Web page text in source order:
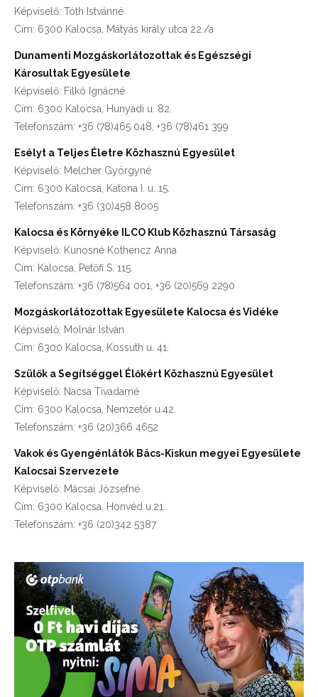
Képviselő: Tóth Istvánné
Cím: 6300 Kalocsa, Mátyás király utca 22./a
Dunamenti Mozgáskorlátozottak és Egészségi
Károsultak Egyesülete
Képviselő: Filkó Ignácné
Cím: 6300 Kalocsa, Hunyadi u. 82.
Telefonszám: +36 (78)465 048, +36 (78)461 399
Esélyt a Teljes Életre Közhasznú Egyesület
Képviselő: Melcher Györgyné
Cím: 6300 Kalocsa, Katona I. u. 15.
Telefonszám: +36 (30)458 8005
Kalocsa és Környéke ILCO Klub Közhasznú Társaság
Képviselő: Kunosné Kothencz Anna
Cím: Kalocsa, Petőfi S. 115.
Telefonszám: +36 (78)564 001, +36 (20)569 2290
Mozgáskorlátozottak Egyesülete Kalocsa és Vidéke
Képviselő: Molnár István
Cím: 6300 Kalocsa, Kossuth u. 41.
Szülők a Segítséggel Élőkért Közhasznú Egyesület
Képviselő: Nacsa Tivadarné
Cím: 6300 Kalocsa, Nemzetőr u.42.
Telefonszám: +36 (20)366 4652
Vakok és Gyengénlátók Bács-Kiskun megyei Egyesülete
Kalocsai Szervezete
Képviselő: Mácsai Józsefné
Cím: 6300 Kalocsa, Honvéd u.21.
Telefonszám: +36 (20)342 5387